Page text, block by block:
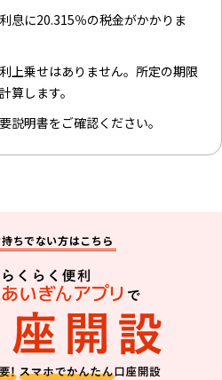
息に20.315％の税金がかかりま
上乗せはありません。所定の期限
算します。
説明書をご確認ください。
ちでない方はこちら